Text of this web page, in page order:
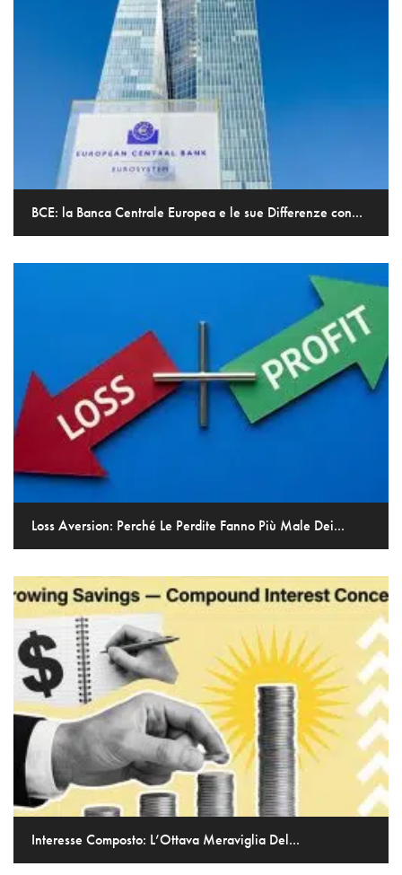
BCE: la Banca Centrale Europea e le sue Differenze con...
Loss Aversion: Perché Le Perdite Fanno Più Male Dei...
Interesse Composto: L’Ottava Meraviglia Del...